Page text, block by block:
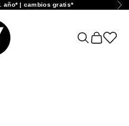
año* | cambios gratis*
AbrirAbrirAbrir